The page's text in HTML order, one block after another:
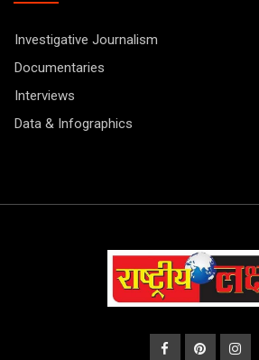
Investigative Journalism
Documentaries
Interviews
Data & Infographics